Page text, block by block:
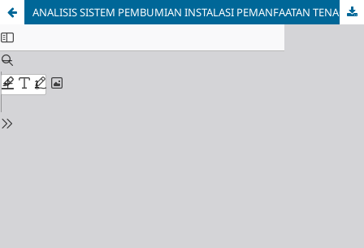
ANALISIS SISTEM PEMBUMIAN INSTALASI PEMANFAATAN TENAGA LISTRIK TEGANGAN MENENGAH (IPTL-TM) PT. TOP AND TOP APPAREL BERDASARKAN PENGUJIAN TAHANAN PEMBUMIAN